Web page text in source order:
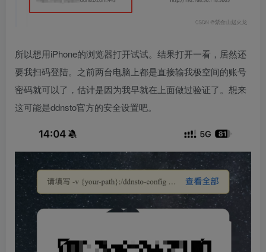
所以想用iPhone的浏览器打开试试。结果打开一看，居然还
要我扫码登陆。之前两台电脑上都是直接输我极空间的账号
密码就可以了，估计是因为我早就在上面做过验证了。想来
这可能是ddnsto官方的安全设置吧。